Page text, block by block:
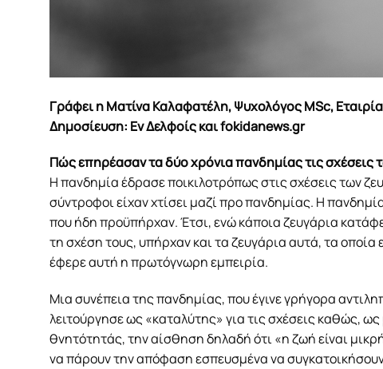
Γράφει η Ματίνα Καλαφατέλη, Ψυχολόγος MSc,
Δημοσίευση: Εν Δελφοίς και fokidanews.gr
Πώς επηρέασαν τα δύο χρόνια πανδημίας τις σχέσεις
Η πανδημία έδρασε ποικιλοτρόπως στις σχέσεις των
σύντροφοι είχαν χτίσει μαζί προ πανδημίας. Η
που ήδη προϋπήρχαν. Έτσι, ενώ κάποια ζευγάρια
τη σχέση τους, υπήρχαν και τα ζευγάρια αυτά, τα
έφερε αυτή η πρωτόγνωρη εμπειρία.
Μια συνέπεια της πανδημίας, που έγινε γρήγορα
λειτούργησε ως «καταλύτης» για τις σχέσεις καθώς,
θνητότητάς, την αίσθηση δηλαδή ότι «η ζωή είναι
να πάρουν την απόφαση εσπευσμένα να